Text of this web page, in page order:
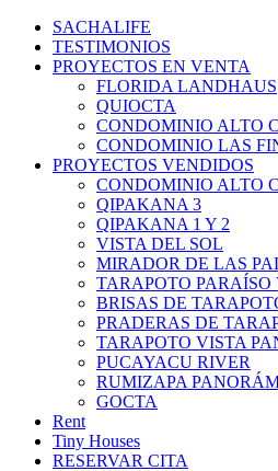
contenido
SACHALIFE
TESTIMONIOS
PROYECTOS EN VENTA
FLORIDA LANDHAUS
QUIOCTA
CONDOMINIO ALTO
CONDOMINIO LAS
PROYECTOS VENDIDOS
CONDOMINIO ALTO
QIPAKANA 3
QIPAKANA 1 Y 2
VISTA DEL SOL
MIRADOR DE LAS
TARAPOTO PARAÍSO
BRISAS DE
PRADERAS DE
TARAPOTO VISTA
PUCAYACU RIVER
RUMIZAPA
GOCTA
Rent
Tiny Houses
RESERVAR CITA